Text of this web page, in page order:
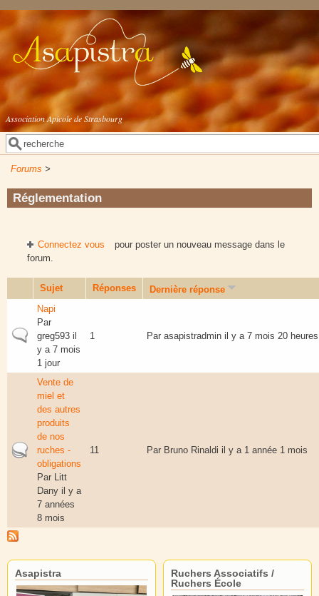
Aller au contenu principal
Association Apicole de Strasbourg
Formulaire de recherche
Rechercher
Forums >
Réglementation
Connectez vous
pour poster un nouveau message dans le
forum.
Sujet Réponses Dernière réponse
Sujet normal
Napi
Par
greg593 il
y a 7 mois
1 jour
1 Par asapistradmin il y a 7 mois 20 heures
Sujet actif
Vente de
miel et
des autres
produits
de nos
ruches -
obligations
Par
Litt
Dany il y a
7 années
8 mois
11 Par Bruno Rinaldi il y a 1 année 1 mois
Asapistra
Ruchers Associatifs /
Ruchers École